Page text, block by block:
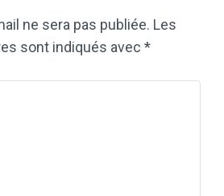
ne sera pas publiée. Les
sont indiqués avec *